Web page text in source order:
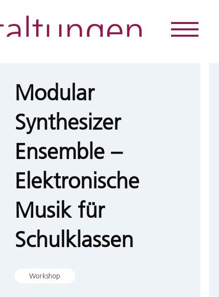
Direkt
Modular
Synthesizer
Ensemble –
Elektronische
Musik für
Schulklassen
Workshop